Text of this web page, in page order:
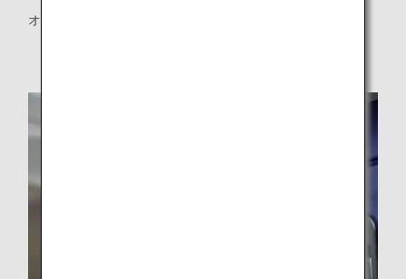
オットマン下の収納スペース